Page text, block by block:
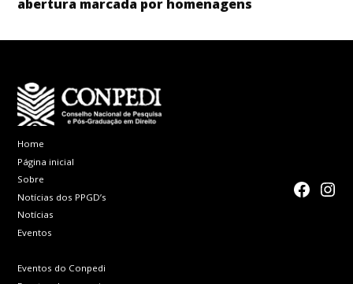
abertura marcada por homenagens
Home
Página inicial
Sobre
Notícias dos PPGD’s
Notícias
Eventos
Eventos do Conpedi